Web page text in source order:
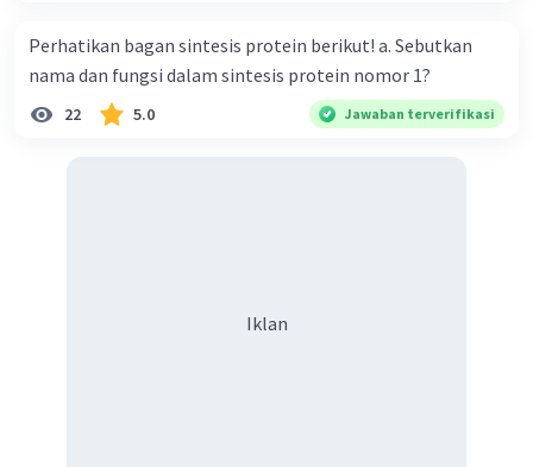
Perhatikan bagan sintesis protein berikut! a. Sebutkan
nama dan fungsi dalam sintesis protein nomor 1?
22 5.0 Jawaban terverifikasi
Iklan